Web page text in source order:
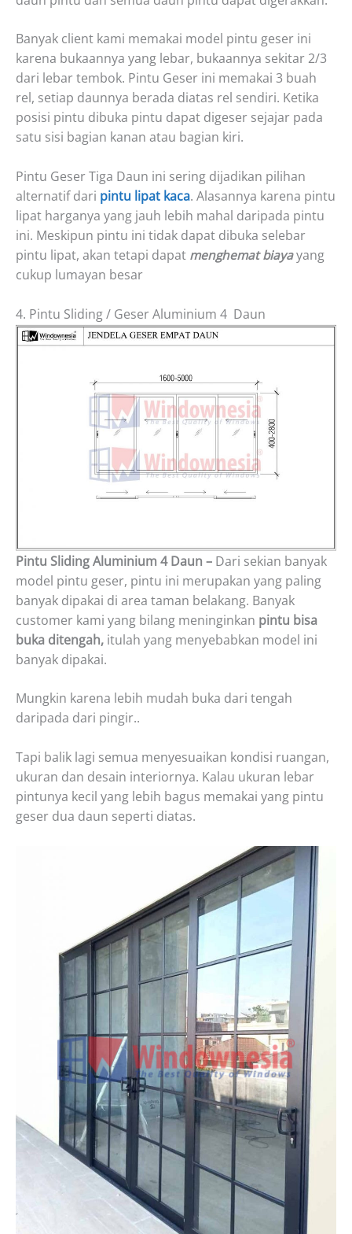
Banyak client kami memakai model pintu geser ini
karena bukaannya yang lebar, bukaannya sekitar 2/3
dari lebar tembok. Pintu Geser ini memakai 3 buah
rel, setiap daunnya berada diatas rel sendiri. Ketika
posisi pintu dibuka pintu dapat digeser sejajar pada
satu sisi bagian kanan atau bagian kiri.
Pintu Geser Tiga Daun ini sering dijadikan pilihan
alternatif dari pintu lipat kaca. Alasannya karena pintu
lipat harganya yang jauh lebih mahal daripada pintu
ini. Meskipun pintu ini tidak dapat dibuka selebar
pintu lipat, akan tetapi dapat menghemat biayayang
cukup lumayan besar
4. Pintu Sliding / Geser Aluminium 4 Daun
Pintu Sliding Aluminium 4 Daun – Dari sekian banyak
model pintu geser, pintu ini merupakan yang paling
banyak dipakai di area taman belakang. Banyak
customer kami yang bilang meninginkan pintu bisa
buka ditengah, itulah yang menyebabkan model ini
banyak dipakai.
Mungkin karena lebih mudah buka dari tengah
daripada dari pingir..
Tapi balik lagi semua menyesuaikan kondisi ruangan,
ukuran dan desain interiornya. Kalau ukuran lebar
pintunya kecil yang lebih bagus memakai yang pintu
geser dua daun seperti diatas.